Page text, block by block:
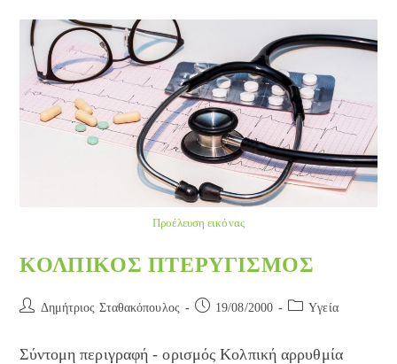
Προέλευση εικόνας
ΚΟΛΠΙΚΟΣ ΠΤΕΡΥΓΙΣΜΟΣ
Post Δημήτριος Σταθακόπουλος
Post 19/08/2000
PostYγεία
Σύντομη περιγραφή - ορισμός Κολπική αρρυθμία